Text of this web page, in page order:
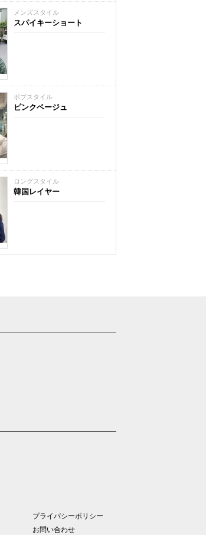
メンズスタイル
スパイキーショート
ボブスタイル
ピンクベージュ
ロングスタイル
韓国レイヤー
プライバシーポリシー
お問い合わせ